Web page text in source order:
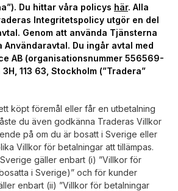
Du hittar våra policys här. Alla
Integritetspolicy utgör en del
Genom att använda Tjänsterna
Användaravtal. Du ingår avtal med
AB (organisationsnummer 556569-
113 63, Stockholm (”Tradera”
köpt föremål eller får en utbetalning
du även godkänna Traderas Villkor
på om du är bosatt i Sverige eller
Villkor för betalningar att tillämpas.
gäller enbart (i) ”Villkor för
i Sverige)” och för kunder
enbart (ii) ”Villkor för betalningar